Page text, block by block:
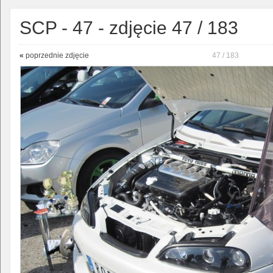
SCP - 47 - zdjęcie 47 / 183
« poprzednie zdjęcie 47 / 183